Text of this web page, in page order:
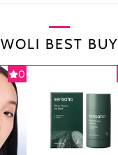
WOLI BEST BUY
0